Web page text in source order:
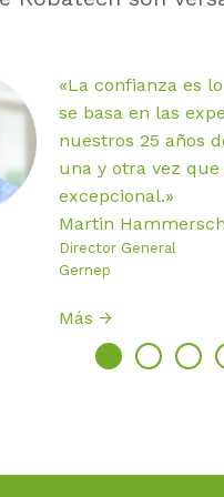
«La confianza es
se basa en las
nuestros 25 años
una y otra vez
excepcional.»
Martin
Director General
Gernep
Más →